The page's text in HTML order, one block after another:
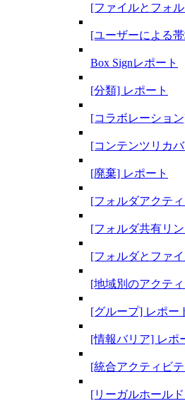
[ファイルとフォ
[ユーザーによる
Box Signレポート
[分類] レポート
[コラボレーショ
[コンテンツリカ
[廃棄] レポート
[フォルダアクテ
[フォルダ共有リ
[フォルダとファ
[地域別のアクテ
[グループ] レポー
[情報バリア] レポ
[統合アクティビ
[リーガルホール